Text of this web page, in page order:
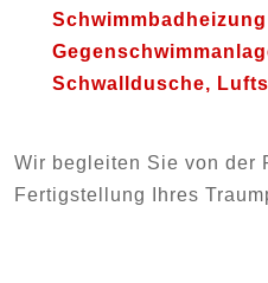
Schwimmbadheizung
Schwalldusche,
Wir begleiten Sie von der
Fertigstellung Ihres